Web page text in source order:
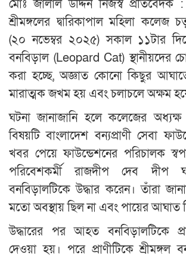
মোঃ জালাল উদ্দিন নিজস্ব প্রতিবেদক
শ্রীমঙ্গলের দ্বারিকাপাল মহিলা কলেজ
(২০ নভেম্বর ২০২৫) সকাল ১১টার
বনবিড়াল (Leopard Cat) স্থানীয়দের
করা হচ্ছে, অজ্ঞাত কোনো কিছুর আঘাতে
মারাত্মক জখম হয় এবং চলাচলে অক্ষম
ঘটনা জানাজানি হলে কলেজের অধ্যক্ষ
বিষয়টি বাংলাদেশ বন্যপ্রাণী সেবা
খবর পেয়ে ফাউন্ডেশনের পরিচালক
পরিবেশকর্মী রাজদীপ দেব দীপ
বনবিড়ালটিকে উদ্ধার করেন। তাঁরা
মতো অবস্থায় ছিল না এবং পায়ের
উদ্ধারের পর আহত বনবিড়ালটিকে
দেওয়া হয়। পরে প্রাণীটিকে শ্রীমঙ্গল